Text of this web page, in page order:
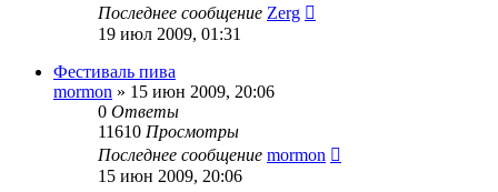
Последнее сообщение Zerg
19 июл 2009, 01:31
Фестиваль пива
mormon » 15 июн 2009, 20:06
0 Ответы
11610 Просмотры
Последнее сообщение mormon
15 июн 2009, 20:06